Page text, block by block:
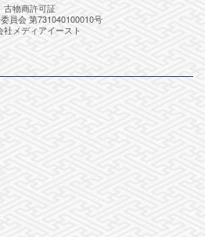
古物商許可証
員会 第731040100010号
社メディアイースト